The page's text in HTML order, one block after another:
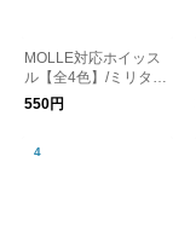
MOLLE対応ホイッス
ル【全4色】/ミリタリ
ー 笛 防災
550円